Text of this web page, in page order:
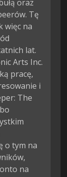
oraz
Tę
więc na
lat.
Arts Inc.
pracę,
i
The
o tym na
na